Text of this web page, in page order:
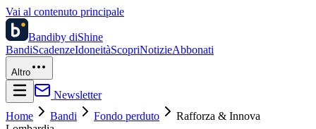
Vai al contenuto principale
Bandiby diShine
BandiScadenzeIdoneitàScopriNotizieAbbonati
Altro
Newsletter
Home
Bandi Fondo perduto
Rafforza & Innova